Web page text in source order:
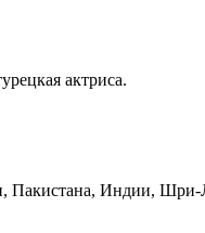
актриса.
Пакистана, Индии,